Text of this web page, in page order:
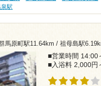
駅
馬原町駅11.64km / 祖母島駅
■営業時間 14:00
■入浴料 2,000円